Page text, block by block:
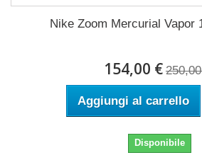
Nike Zoom Mercurial Vapor
154,00 €
Aggiungi al carrello
Disponibile